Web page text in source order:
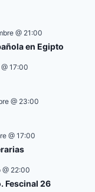
@ 21:00
en Egipto
17:00
@ 23:00
@ 17:00
22:00
Fescinal 26